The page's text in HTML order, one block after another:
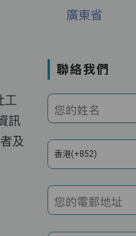
廣東省
工
訊
及
聯絡我們
您的姓名
香港(+852)
您的電郵地址